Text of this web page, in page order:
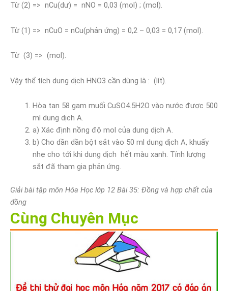
Từ (2) => nCu(dư) = nNO = 0,03 (mol) ; (mol).
Từ (1) => nCuO = nCu(phản ứng) = 0,2 – 0,03 = 0,17 (mol).
Từ (3) => (mol).
Vậy thể tích dung dịch HNO3 cần dùng là : (lít).
Hòa tan 58 gam muối CuSO4.5H­2O vào nước được 500
ml dung dịch A.
a) Xác định nồng độ mol của dung dịch A.
b) Cho dần dần bột sắt vào 50 ml dung dịch A, khuấy
nhẹ cho tới khi dung dịch hết màu xanh. Tính lượng
sắt đã tham gia phản ứng.
Giải bài tập môn Hóa Học lớp 12 Bài 35: Đồng và hợp chất của
đồng
Cùng Chuyên Mục